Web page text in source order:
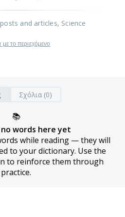
and articles, Science
με το περιεχόμενο
Σχόλια (0)
📚
words here yet
while reading — they will
to your dictionary. Use the
to reinforce them through
practice.